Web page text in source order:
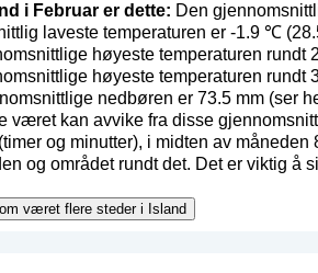
i Februar er dette: Den
laveste temperaturen er -1.9 ℃
høyeste temperaturen
høyeste temperaturen
nedbøren er 73.5 mm (ser
været kan avvike fra disse
og minutter), i midten av
og området rundt det. Det er viktig å
været flere steder i Island